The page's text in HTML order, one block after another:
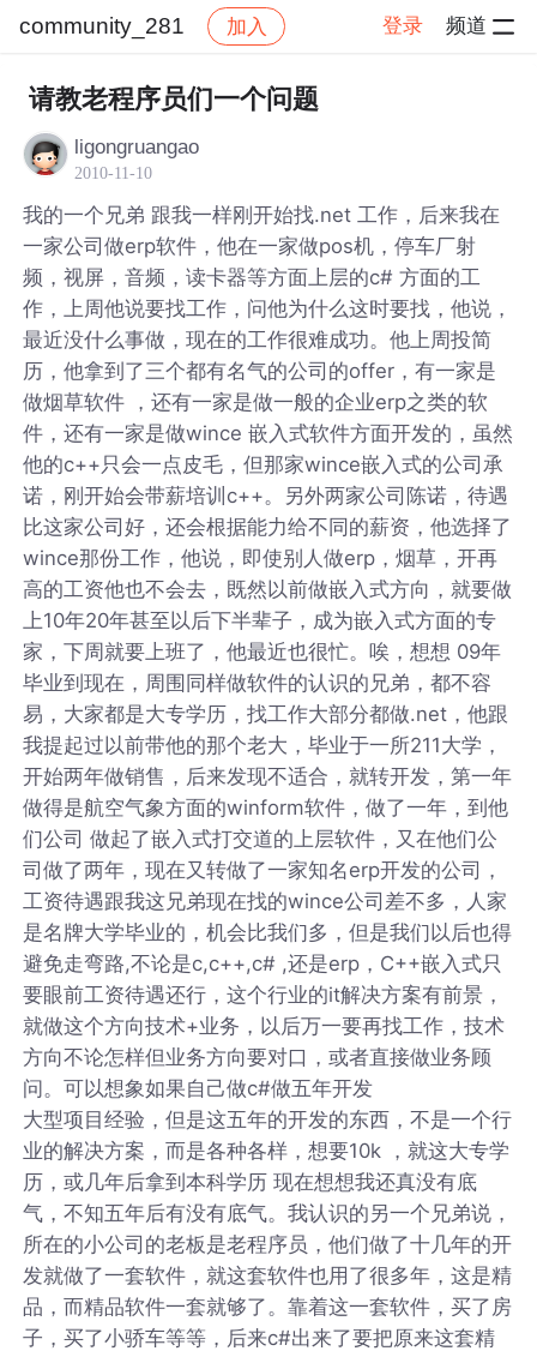
community_281 加入 登录 频道
社区 community_281 帖子详情
请教老程序员们一个问题
ligongruangao
2010-11-10
我的一个兄弟 跟我一样刚开始找.net 工作，后来我在
一家公司做erp软件，他在一家做pos机，停车厂射
频，视屏，音频，读卡器等方面上层的c# 方面的工
作，上周他说要找工作，问他为什么这时要找，他说，
最近没什么事做，现在的工作很难成功。他上周投简
历，他拿到了三个都有名气的公司的offer，有一家是
做烟草软件 ，还有一家是做一般的企业erp之类的软
件，还有一家是做wince 嵌入式软件方面开发的，虽然
他的c++只会一点皮毛，但那家wince嵌入式的公司承
诺，刚开始会带薪培训c++。另外两家公司陈诺，待遇
比这家公司好，还会根据能力给不同的薪资，他选择了
wince那份工作，他说，即使别人做erp，烟草，开再
高的工资他也不会去，既然以前做嵌入式方向，就要做
上10年20年甚至以后下半辈子，成为嵌入式方面的专
家，下周就要上班了，他最近也很忙。唉，想想 09年
毕业到现在，周围同样做软件的认识的兄弟，都不容
易，大家都是大专学历，找工作大部分都做.net，他跟
我提起过以前带他的那个老大，毕业于一所211大学，
开始两年做销售，后来发现不适合，就转开发，第一年
做得是航空气象方面的winform软件，做了一年，到他
们公司 做起了嵌入式打交道的上层软件，又在他们公
司做了两年，现在又转做了一家知名erp开发的公司，
工资待遇跟我这兄弟现在找的wince公司差不多，人家
是名牌大学毕业的，机会比我们多，但是我们以后也得
避免走弯路,不论是c,c++,c# ,还是erp，C++嵌入式只
要眼前工资待遇还行，这个行业的it解决方案有前景，
就做这个方向技术+业务，以后万一要再找工作，技术
方向不论怎样但业务方向要对口，或者直接做业务顾
问。可以想象如果自己做c#做五年开发
大型项目经验，但是这五年的开发的东西，不是一个行
业的解决方案，而是各种各样，想要10k ，就这大专学
历，或几年后拿到本科学历 现在想想我还真没有底
气，不知五年后有没有底气。我认识的另一个兄弟说，
所在的小公司的老板是老程序员，他们做了十几年的开
发就做了一套软件，就这套软件也用了很多年，这是精
品，而精品软件一套就够了。靠着这一套软件，买了房
子，买了小骄车等等，后来c#出来了要把原来这套精